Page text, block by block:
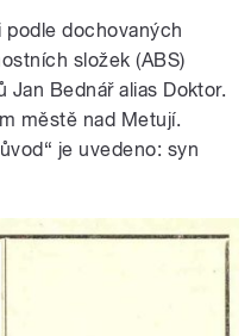
podle dochovaných
složek (ABS)
Jan Bednář alias Doktor.
městě nad Metují.
je uvedeno: syn